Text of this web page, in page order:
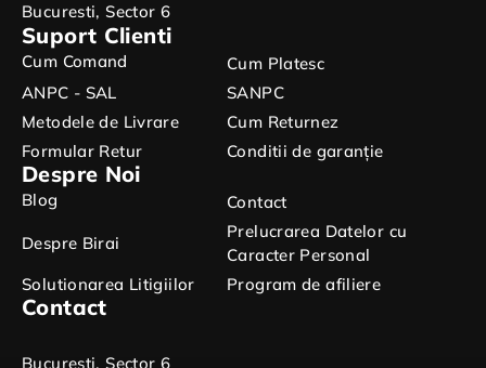
Bucuresti, Sector 6
Suport Clienti
Cum Comand
Cum Platesc
ANPC - SAL
SANPC
Metodele de Livrare
Cum Returnez
Formular Retur
Conditii de garanție
Despre Noi
Blog
Contact
Despre Birai
Prelucrarea Datelor cu
Caracter Personal
Solutionarea Litigiilor
Program de afiliere
Contact
Bucuresti, Sector 6